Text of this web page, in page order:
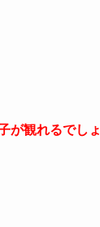
が観れるでしょ